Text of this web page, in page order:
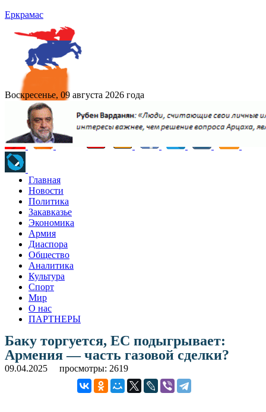
Еркрамас
Воскресенье, 09 августа 2026 года
Главная
Новости
Политика
Закавказье
Экономика
Армия
Диаспора
Общество
Аналитика
Культура
Спорт
Мир
О нас
ПАРТНЕРЫ
Баку торгуется, ЕС подыгрывает:
Армения — часть газовой сделки?
09.04.2025 просмотры: 2619